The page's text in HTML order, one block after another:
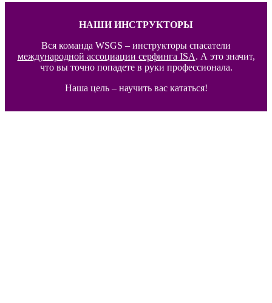
НАШИ ИНСТРУКТОРЫ
Вся команда WSGS – инструкторы спасатели
международной ассоциации серфинга ISA. А это значит,
что вы точно попадете в руки профессионала.
Наша цель – научить вас кататься!